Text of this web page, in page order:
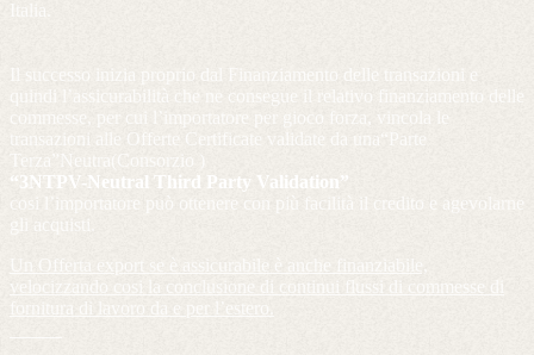
Il successo inizia proprio dal Finanziamento delle transazioni e
quindi l’assicurabilità che ne consegue il relativo finanziamento delle
commesse, per cui l’importatore per gioco forza, vincola le
transazioni alle Offerte Certificate validate da una“Parte
Terza”Neutra(Consorzio )
“3NTPV-Neutral Third Party Validation”
cosi l’importatore può ottenere con più facilità il credito e agevolarne
gli acquisti.
Un Offerta export se è assicurabile è anche finanziabile,
velocizzando cosi la conclusione di continui flussi di commesse di
fornitura di lavoro da e per l’estero.